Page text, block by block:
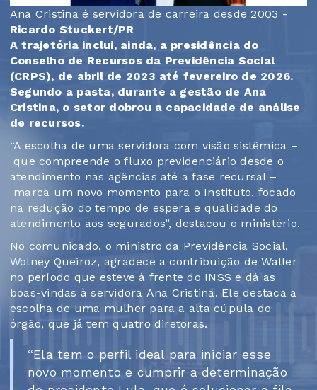
Ana Cristina é servidora de carreira desde 2003 -
Ricardo Stuckert/PR
A trajetória inclui, ainda, a presidência do
Conselho de Recursos da Previdência Social
(CRPS), de abril de 2023 até fevereiro de 2026.
Segundo a pasta, durante a gestão de Ana
Cristina, o setor dobrou a capacidade de análise
de recursos.
“A escolha de uma servidora com visão sistêmica –
que compreende o fluxo previdenciário desde o
atendimento nas agências até a fase recursal –
marca um novo momento para o Instituto, focado
na redução do tempo de espera e qualidade do
atendimento aos segurados”, destacou o ministério.
No comunicado, o ministro da Previdência Social,
Wolney Queiroz, agradece a contribuição de Waller
no período que esteve à frente do INSS e dá as
boas-vindas à servidora Ana Cristina. Ele destaca a
escolha de uma mulher para a alta cúpula do
órgão, que já tem quatro diretoras.
“Ela tem o perfil ideal para iniciar esse
novo momento e cumprir a determinação